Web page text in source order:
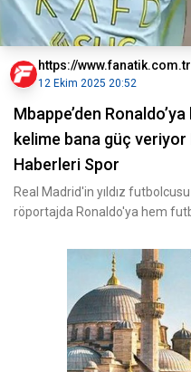
https://www.fanatik.com.tr
12 Ekim 2025 20:52
Mbappe’den
kelime bana güç
Haberleri Spor
Real Madrid'in yıldız
röportajda Ronaldo'ya hem